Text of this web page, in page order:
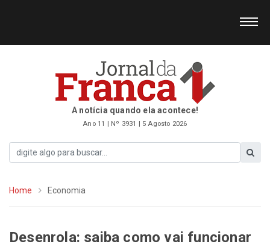
A notícia quando ela acontece!
Ano 11 | Nº 3931 | 5 Agosto 2026
Home Economia
Desenrola: saiba como vai funcionar